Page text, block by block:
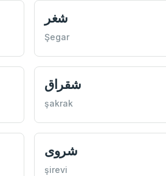
شغر
Şegar
شقراق
şakrak
شروی
şirevi